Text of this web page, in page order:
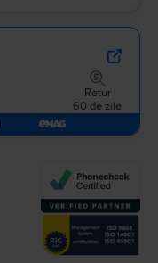
Retur
60 de zile